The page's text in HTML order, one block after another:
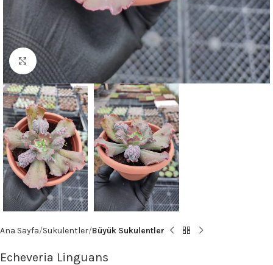
Click to enlarge
Ana Sayfa Sukulentler Büyük Sukulentler
Echeveria Linguans